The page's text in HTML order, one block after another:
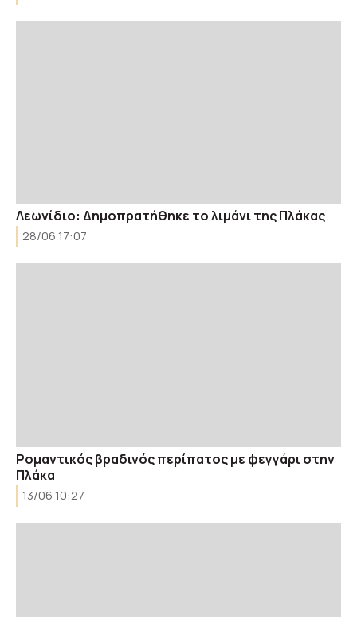
Λεωνίδιο: Δημοπρατήθηκε το λιμάνι της Πλάκας
28/06 17:07
Ρομαντικός βραδινός περίπατος με φεγγάρι στην
Πλάκα
13/06 10:27